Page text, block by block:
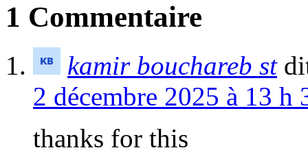
1 Commentaire
kamir bouchareb st
2 décembre 2025 à 13
thanks for this